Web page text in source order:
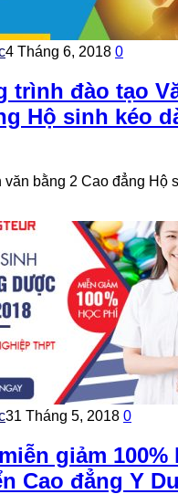
4 Tháng 6, 2018 0
trình đào tạo
Hộ sinh kéo
bằng 2 Cao đẳng Hộ
31 Tháng 5, 2018 0
giảm 100%
Cao đẳng Y